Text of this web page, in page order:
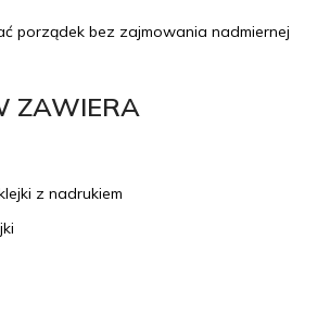
porządek bez zajmowania nadmiernej
ZAWIERA
z nadrukiem